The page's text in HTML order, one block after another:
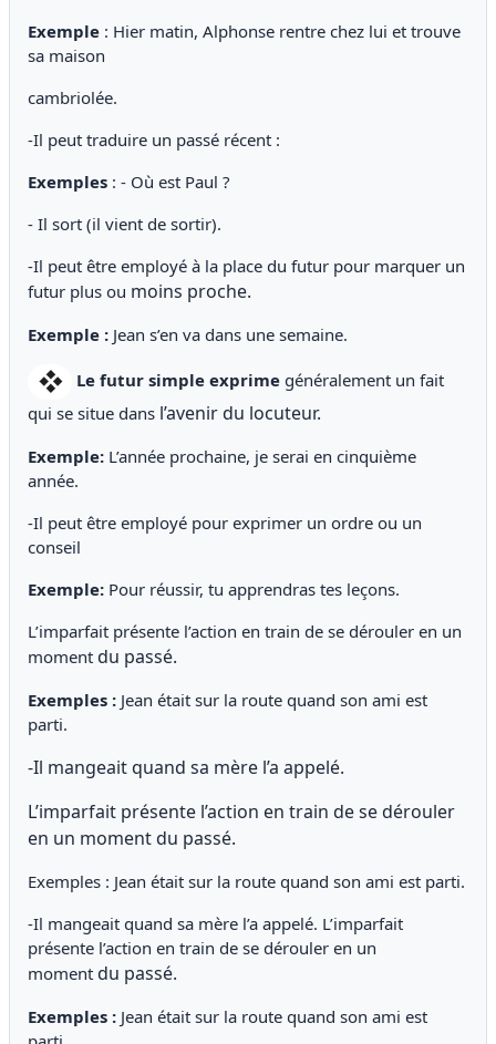
Exemple : Hier matin, Alphonse rentre chez lui et trouve
sa maison
cambriolée.
-Il peut traduire un passé récent :
Exemples : - Où est Paul ?
- Il sort (il vient de sortir).
-Il peut être employé à la place du futur pour marquer un
futur plus ou moins proche.
Exemple : Jean s’en va dans une semaine.
Le futur simple exprime généralement un fait
qui se situe dans l’avenir du locuteur.
Exemple: L’année prochaine, je serai en cinquième
année.
-Il peut être employé pour exprimer un ordre ou un
conseil
Exemple: Pour réussir, tu apprendras tes leçons.
L’imparfait présente l’action en train de se dérouler en un
moment du passé.
Exemples : Jean était sur la route quand son ami est
parti.
-Il mangeait quand sa mère l’a appelé.
L’imparfait présente l’action en train de se dérouler
en un momentdu passé.
Exemples : Jean était sur la route quand son ami est parti.
-Il mangeait quand sa mère l’a appelé. L’imparfait
présente l’action en train de se dérouler en un
moment du passé.
Exemples : Jean était sur la route quand son ami est